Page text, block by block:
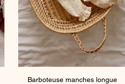
Quick View
Barboteuse manches longue